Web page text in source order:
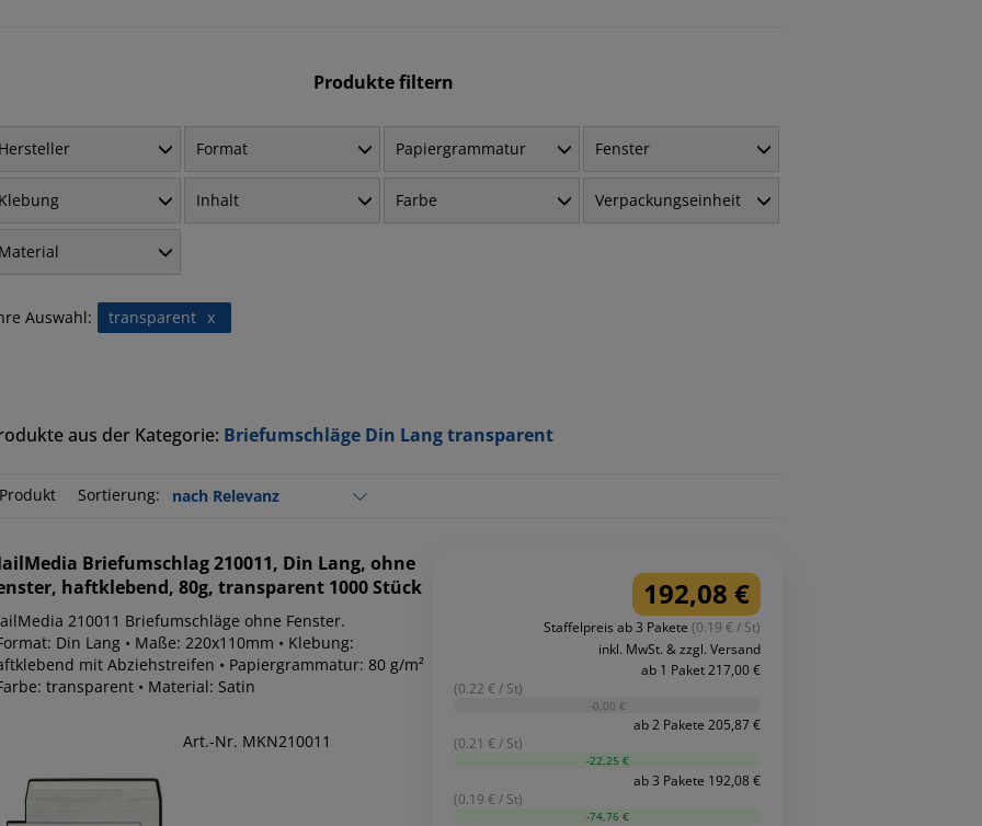
Produkte filtern
Hersteller Format Papiergrammatur Fenster
Klebung Inhalt Farbe Verpackungseinheit
Material
Auswahl: x
transparent
aus der Kategorie: Briefumschläge Din Lang transparent
Sortierung:
Briefumschlag 210011, Din Lang, ohne
haftklebend, 80g, transparent 1000 Stück
210011 Briefumschläge ohne Fenster.
Din Lang • Maße: 220x110mm • Klebung:
mit Abziehstreifen • Papiergrammatur: 80 g/m²
transparent • Material: Satin
Art.-Nr. MKN210011
192,08 €
Staffelpreis ab 3 Pakete (0.19 € / St)
inkl. MwSt. & zzgl. Versand
ab 1 Paket 217,00 €
(0.22 € / St)
-0,00 €
ab 2 Pakete 205,87 €
(0.21 € / St)
-22,25 €
ab 3 Pakete 192,08 €
(0.19 € / St)
-74,76 €